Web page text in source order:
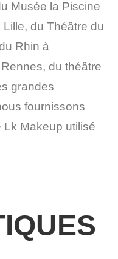
Musée la Piscine
Lille, du Théâtre du
Rhin à
du théâtre
grandes
fournissons
Lk Makeup utilisé